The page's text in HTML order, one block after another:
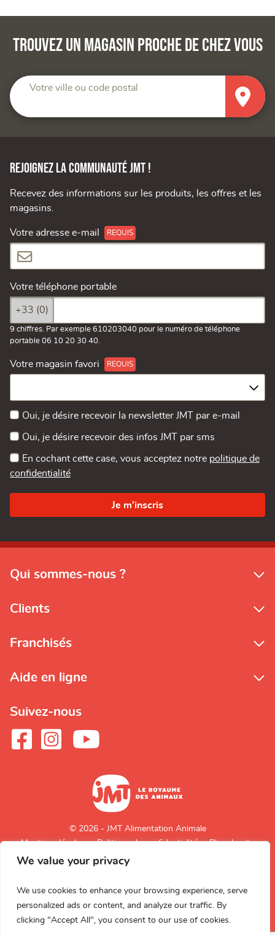
We value your privacy
We use cookies to enhance your browsing experience, serve
personalized ads or content, and analyze our traffic. By
clicking "Accept All", you consent to our use of cookies.
Trouvez un magasin proche de chez vous
Votre ville ou code postal
Rejoignez la communauté JMT !
Recevez des informations sur les produits, les offres et les
magasins.
Votre adresse e-mail
Votre téléphone portable
+33 (0)
9 chiffres. Par exemple 610203040 pour le numéro de téléphone
portable 06 10 20 30 40.
Votre magasin favori
Oui, je désire recevoir la newsletter JMT par e-mail
Oui, je désire recevoir des infos JMT par sms
En cochant cette case, vous acceptez notre politique de
confidentialité
Qui sommes-nous ?
Clients
Franchisés
Aide en ligne
Suivez-nous
© 2026 - JMT Alimentation Animale
Mentions légales
Politique de confidentialité Plan du site